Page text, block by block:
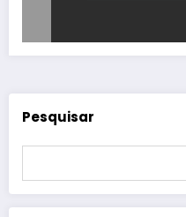
Pesquisar